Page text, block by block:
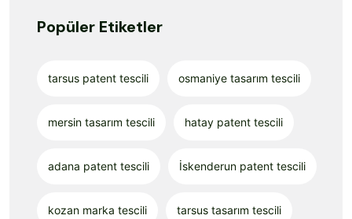
Popüler Etiketler
tarsus patent tescili osmaniye tasarım tescili
mersin tasarım tescili hatay patent tescili
adana patent tescili İskenderun patent tescili
kozan marka tescili tarsus tasarım tescili